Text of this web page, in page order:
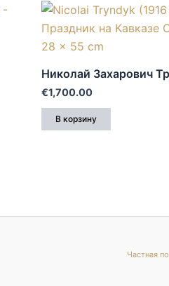
Николай Захарович
€1,700.00
В корзину
Частная